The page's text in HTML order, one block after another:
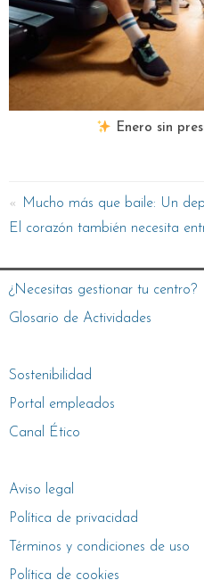
Enero sin
Mucho más que baile: Un
El corazón también necesita
¿Necesitas gestionar tu centro?
Glosario de Actividades
Sostenibilidad
Portal empleados
Canal Ético
Aviso legal
Política de privacidad
Términos y condiciones de uso
Política de cookies